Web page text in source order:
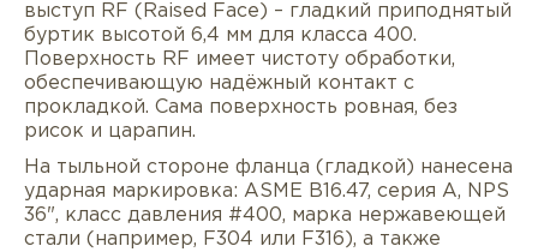
выступ RF (Raised Face) – гладкий приподнятый
буртик высотой 6,4 мм для класса 400.
Поверхность RF имеет чистоту обработки,
обеспечивающую надёжный контакт с
прокладкой. Сама поверхность ровная, без
рисок и царапин.
На тыльной стороне фланца (гладкой) нанесена
ударная маркировка: ASME B16.47, серия A, NPS
36", класс давления #400, марка нержавеющей
стали (например, F304 или F316), а также